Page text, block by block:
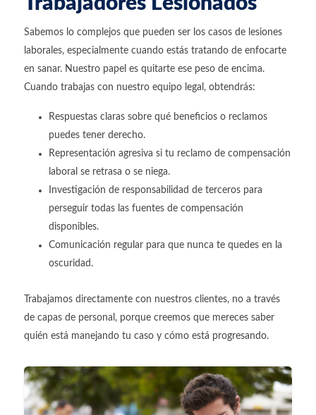
Sabemos lo complejos que pueden ser los casos de lesiones
laborales, especialmente cuando estás tratando de enfocarte
en sanar. Nuestro papel es quitarte ese peso de encima.
Cuando trabajas con nuestro equipo legal, obtendrás:
Respuestas claras sobre qué beneficios o reclamos
puedes tener derecho.
Representación agresiva si tu reclamo de compensación
laboral se retrasa o se niega.
Investigación de responsabilidad de terceros para
perseguir todas las fuentes de compensación
disponibles.
Comunicación regular para que nunca te quedes en la
oscuridad.
Trabajamos directamente con nuestros clientes, no a través
de capas de personal, porque creemos que mereces saber
quién está manejando tu caso y cómo está progresando.